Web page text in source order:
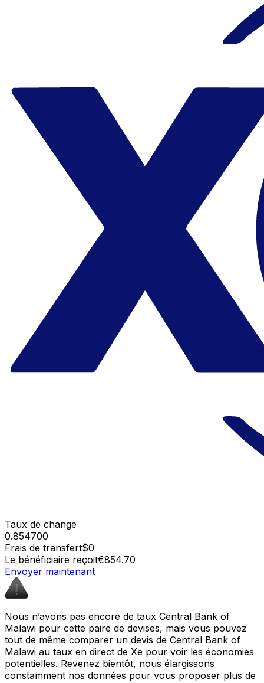
Taux de change
0.854700
Frais de transfert$0
Le bénéficiaire reçoit€854.70
Envoyer maintenant
Nous n’avons pas encore de taux Central Bank of
Malawi pour cette paire de devises, mais vous pouvez
tout de même comparer un devis de Central Bank of
Malawi au taux en direct de Xe pour voir les économies
potentielles. Revenez bientôt, nous élargissons
constamment nos données pour vous proposer plus de